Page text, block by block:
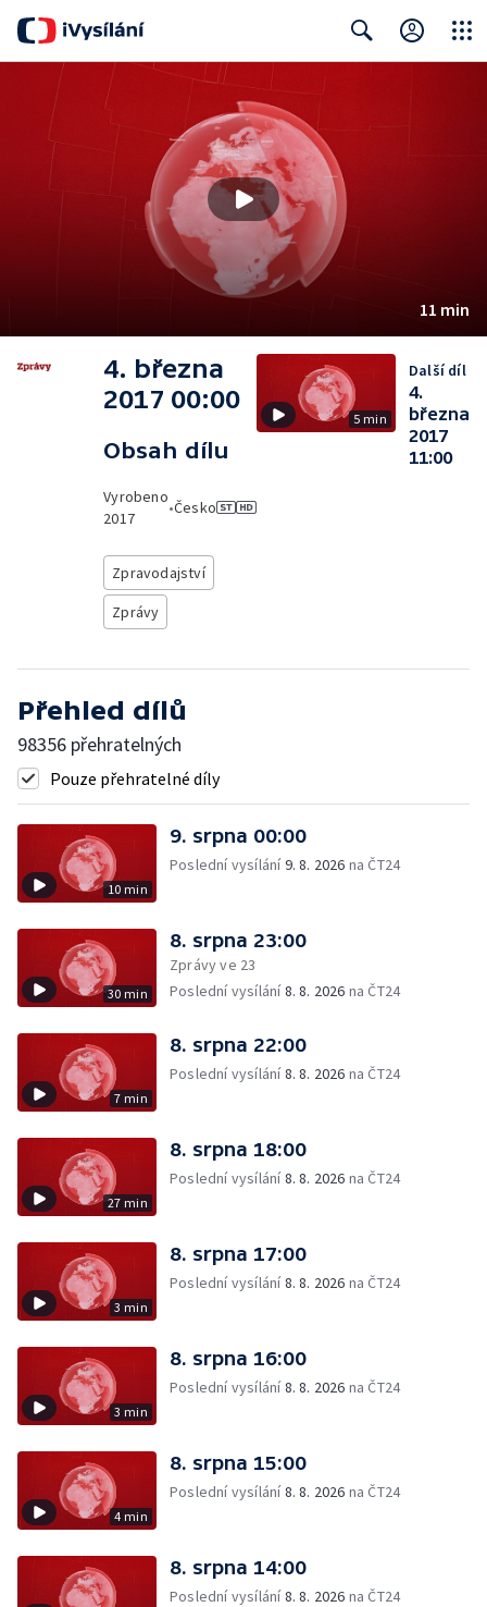
11 min
4. března
2017 00:00
Obsah dílu
Vyrobeno
2017
•Česko
Zpravodajství
Zprávy
5 min
Další díl
4.
března
2017
11:00
Přehled dílů
98356 přehratelných
Pouze přehratelné díly
10 min
9. srpna 00:00
Poslední vysílání9. 8. 2026 na ČT24
30 min
8. srpna 23:00
Zprávy ve 23
Poslední vysílání8. 8. 2026 na ČT24
7 min
8. srpna 22:00
Poslední vysílání8. 8. 2026 na ČT24
27 min
8. srpna 18:00
Poslední vysílání8. 8. 2026 na ČT24
3 min
8. srpna 17:00
Poslední vysílání8. 8. 2026 na ČT24
3 min
8. srpna 16:00
Poslední vysílání8. 8. 2026 na ČT24
4 min
8. srpna 15:00
Poslední vysílání8. 8. 2026 na ČT24
8. srpna 14:00
Poslední vysílání8. 8. 2026 na ČT24